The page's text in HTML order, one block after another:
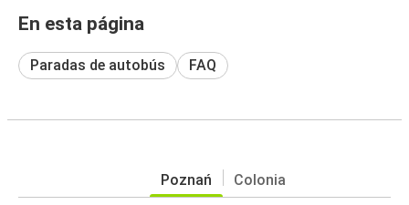
En esta página
Paradas de autobús FAQ
Poznań Colonia